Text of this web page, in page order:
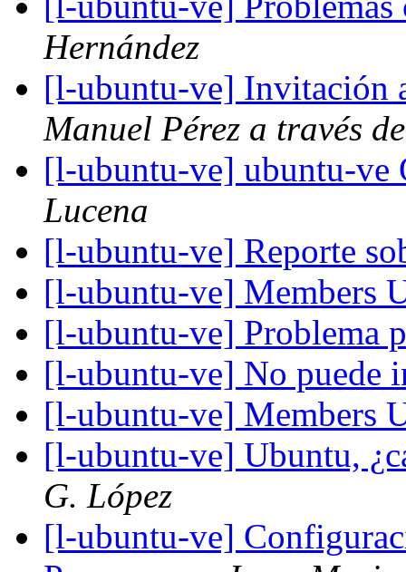
Hernández
[l-ubuntu-ve] Invitación
Manuel Pérez a través
[l-ubuntu-ve] ubuntu-ve
Lucena
[l-ubuntu-ve] Reporte
[l-ubuntu-ve] Members
[l-ubuntu-ve] Problema
[l-ubuntu-ve] No puede
[l-ubuntu-ve] Members
[l-ubuntu-ve] Ubuntu,
G. López
[l-ubuntu-ve]